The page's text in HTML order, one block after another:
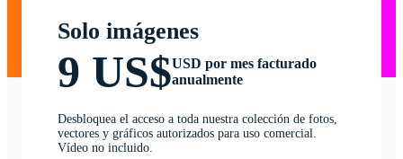
Solo imágenes
9 US$USD por mes facturado
anualmente
Desbloquea el acceso a toda nuestra colección de fotos,
vectores y gráficos autorizados para uso comercial.
Vídeo no incluido.